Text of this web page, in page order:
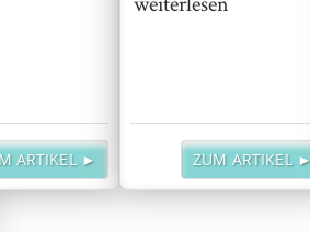
ARTIKEL ► ZUM ARTIKEL ►